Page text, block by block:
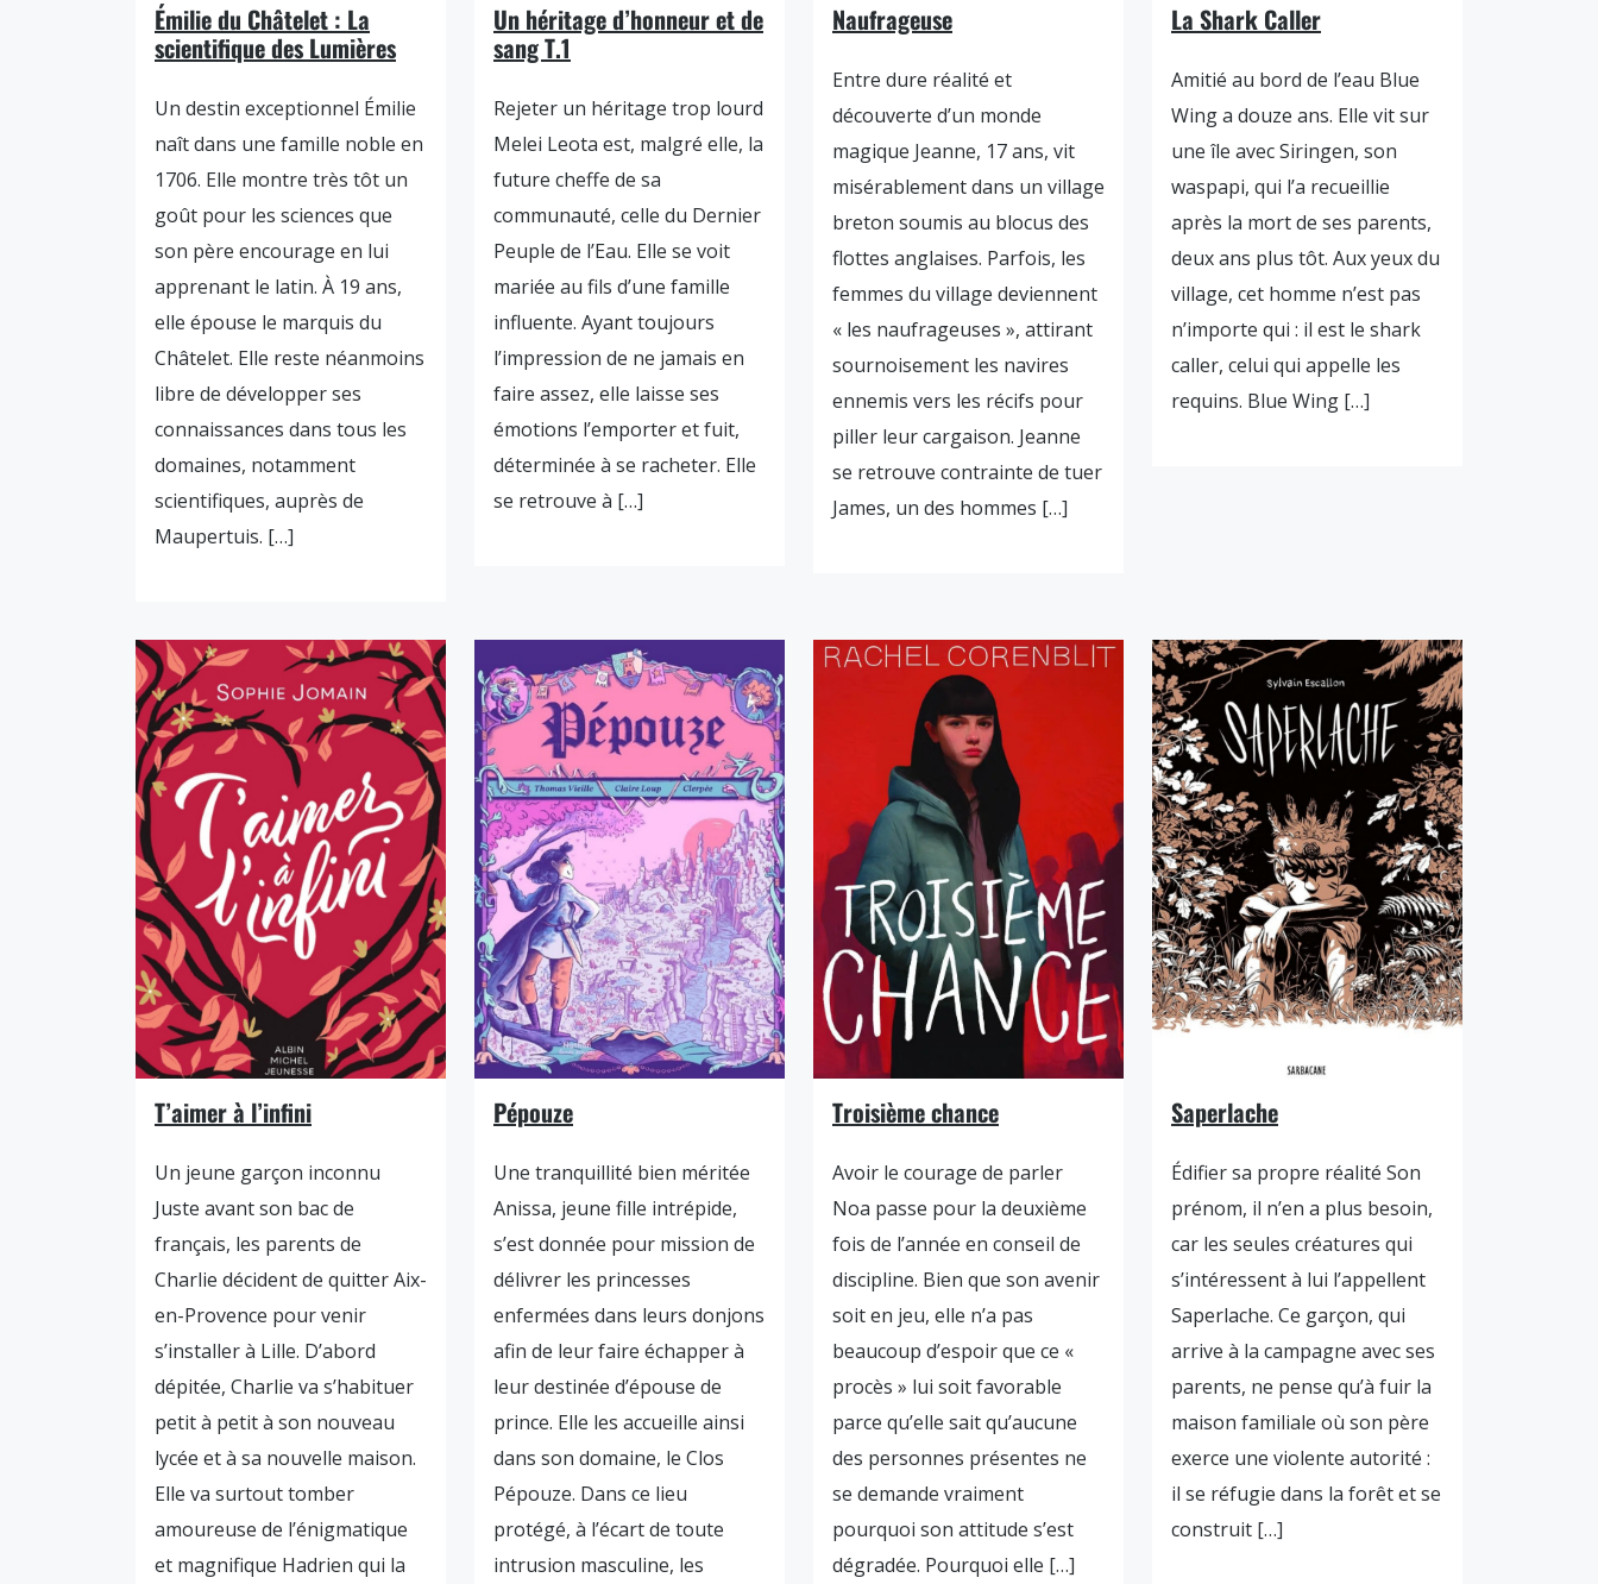
Émilie du Châtelet : La
scientifique des Lumières
Un destin exceptionnel Émilie
naît dans une famille noble en
1706. Elle montre très tôt un
goût pour les sciences que
son père encourage en lui
apprenant le latin. À 19 ans,
elle épouse le marquis du
Châtelet. Elle reste néanmoins
libre de développer ses
connaissances dans tous les
domaines, notamment
scientifiques, auprès de
Maupertuis. […]
Un héritage d’honneur et de
sang T.1
Rejeter un héritage trop lourd
Melei Leota est, malgré elle, la
future cheffe de sa
communauté, celle du Dernier
Peuple de l’Eau. Elle se voit
mariée au fils d’une famille
influente. Ayant toujours
l’impression de ne jamais en
faire assez, elle laisse ses
émotions l’emporter et fuit,
déterminée à se racheter. Elle
se retrouve à […]
Naufrageuse
Entre dure réalité et
découverte d’un monde
magique Jeanne, 17 ans, vit
misérablement dans un village
breton soumis au blocus des
flottes anglaises. Parfois, les
femmes du village deviennent
« les naufrageuses », attirant
sournoisement les navires
ennemis vers les récifs pour
piller leur cargaison. Jeanne
se retrouve contrainte de tuer
James, un des hommes […]
La Shark Caller
Amitié au bord de l’eau Blue
Wing a douze ans. Elle vit sur
une île avec Siringen, son
waspapi, qui l’a recueillie
après la mort de ses parents,
deux ans plus tôt. Aux yeux du
village, cet homme n’est pas
n’importe qui : il est le shark
caller, celui qui appelle les
requins. Blue Wing […]
T’aimer à l’infini
Un jeune garçon inconnu
Juste avant son bac de
français, les parents de
Charlie décident de quitter Aix-
en-Provence pour venir
s’installer à Lille. D’abord
dépitée, Charlie va s’habituer
petit à petit à son nouveau
lycée et à sa nouvelle maison.
Elle va surtout tomber
amoureuse de l’énigmatique
et magnifique Hadrien qui la
Pépouze
Une tranquillité bien méritée
Anissa, jeune fille intrépide,
s’est donnée pour mission de
délivrer les princesses
enfermées dans leurs donjons
afin de leur faire échapper à
leur destinée d’épouse de
prince. Elle les accueille ainsi
dans son domaine, le Clos
Pépouze. Dans ce lieu
protégé, à l’écart de toute
intrusion masculine, les
Troisième chance
Avoir le courage de parler
Noa passe pour la deuxième
fois de l’année en conseil de
discipline. Bien que son avenir
soit en jeu, elle n’a pas
beaucoup d’espoir que ce «
procès » lui soit favorable
parce qu’elle sait qu’aucune
des personnes présentes ne
se demande vraiment
pourquoi son attitude s’est
dégradée. Pourquoi elle […]
Saperlache
Édifier sa propre réalité Son
prénom, il n’en a plus besoin,
car les seules créatures qui
s’intéressent à lui l’appellent
Saperlache. Ce garçon, qui
arrive à la campagne avec ses
parents, ne pense qu’à fuir la
maison familiale où son père
exerce une violente autorité :
il se réfugie dans la forêt et se
construit […]